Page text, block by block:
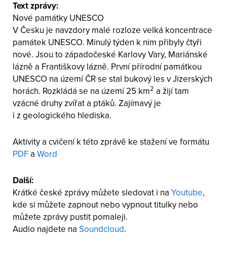
Text zprávy:
Nové památky UNESCO
V Česku je navzdory malé rozloze velká koncentrace
památek UNESCO. Minulý týden k nim přibyly čtyři
nové. Jsou to západočeské Karlovy Vary, Mariánské
lázně a Františkovy lázně. První přírodní památkou
UNESCO na území ČR se stal bukový les v Jizerských
horách. Rozkládá se na území 25 km2 a žijí tam
vzácné druhy zvířat a ptáků. Zajímavý je
i z geologického hlediska.
Aktivity a cvičení k této zprávě ke stažení ve formátu
PDFa Word
Další:
Krátké české zprávy můžete sledovat i na Youtube,
kde si můžete zapnout nebo vypnout titulky nebo
můžete zprávy pustit pomaleji.
Audio najdete na Soundcloud.